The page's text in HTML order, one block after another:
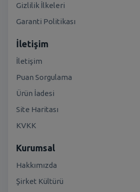
Gizlilik İlkeleri
Garanti Politikası
İletişim
İletişim
Puan Sorgulama
Ürün İadesi
Site Haritası
KVKK
Kurumsal
Hakkımızda
Şirket Kültürü